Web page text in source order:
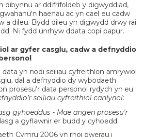
dibynnu ar ddifrifoldeb y digwyddiad,
haenau ac yn cael eu cadw
a dileu. Bydd dileu yn digwydd drwy rai
Ni fydd unrhyw ddata copi papur.
ar gyfer casglu, cadw a defnyddio
yn nodi seiliau cyfreithlon amrywiol
dal a defnyddio dy wybodaeth
prosesu’r data personol rydych yn eu
seiliau cyfreithiol canlynol:
gyhoeddus - Mae angen prosesu’r
a gyflawnir er budd y cyhoedd.
Cymru 2006 yn rhoi pwerau i